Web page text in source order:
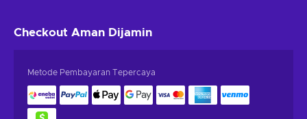
Checkout Aman Dijamin
Metode Pembayaran Tepercaya